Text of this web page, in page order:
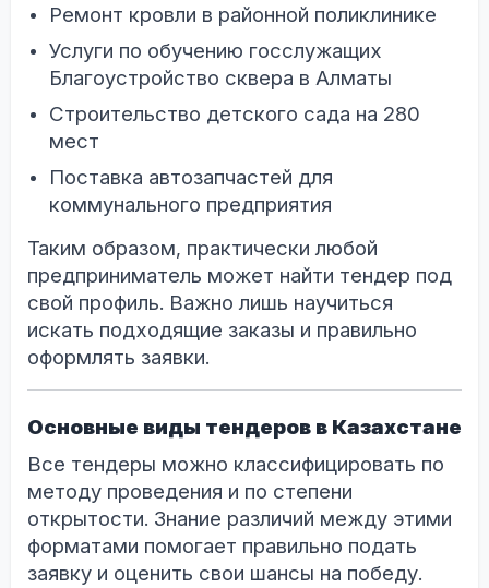
Ремонт кровли в районной поликлинике
Услуги по обучению госслужащих
Благоустройство сквера в Алматы
Строительство детского сада на 280
мест
Поставка автозапчастей для
коммунального предприятия
Таким образом, практически любой
предприниматель может найти тендер под
свой профиль. Важно лишь научиться
искать подходящие заказы и правильно
оформлять заявки.
Основные виды тендеров в Казахстане
Все тендеры можно классифицировать по
методу проведения и по степени
открытости. Знание различий между этими
форматами помогает правильно подать
заявку и оценить свои шансы на победу.